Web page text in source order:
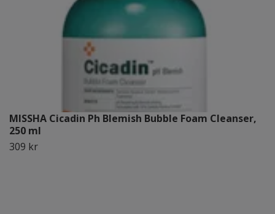
MISSHA Cicadin Ph Blemish Bubble Foam Cleanser,
250 ml
309 kr